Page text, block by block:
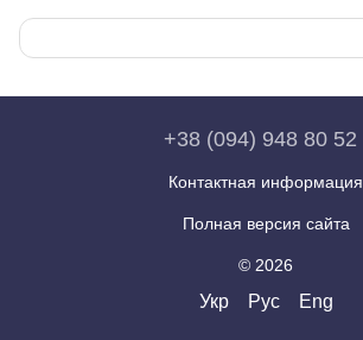
+38 (094) 948 80 52
Контактная информация
Полная версия сайта
© 2026
Укр Рус Eng